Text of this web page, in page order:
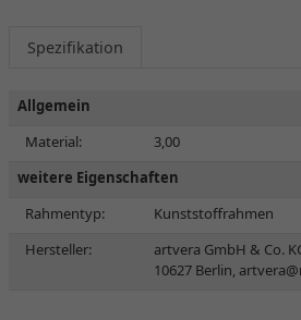
Spezifikation
Allgemein
Material:
3,00
weitere Eigenschaften
Rahmentyp:
Kunststoffrahmen
Hersteller:
artvera GmbH & Co.
10627 Berlin,